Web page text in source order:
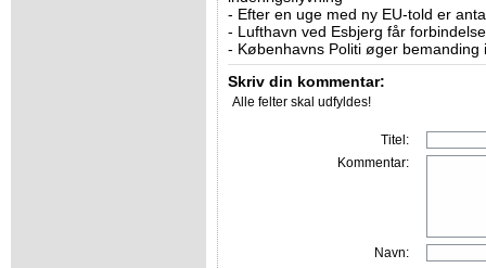
- Efter en uge med ny EU-told er
- Lufthavn ved Esbjerg får
- Københavns Politi øger bemanding
Skriv din kommentar:
Alle felter skal udfyldes!
Titel:
Kommentar:
Navn: